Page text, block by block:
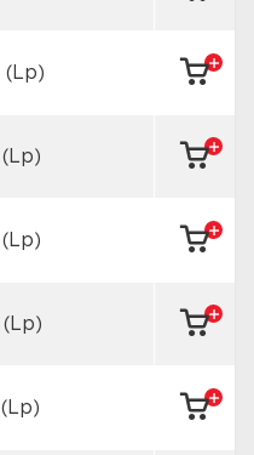
(Lp)
(Lp)
(Lp)
(Lp)
(Lp)